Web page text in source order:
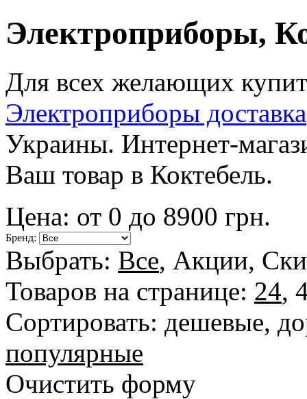
Электроприборы,
Для всех желающих
Электроприборы доставка
Украины. Интернет-
Ваш товар в Коктебель.
Цена: от 0 до 8900 грн.
Бренд:
Выбрать: Все, Акции,
Товаров на странице: 24,
Сортировать: дешевые,
популярные
Очистить форму